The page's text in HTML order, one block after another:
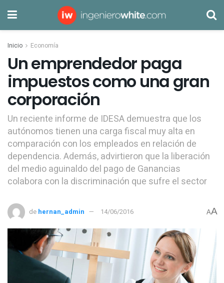
Inicio Economía
Un emprendedor paga
impuestos como una gran
corporación
Un reciente informe de IDESA demuestra que los
autónomos tienen una carga fiscal muy alta en
comparación con los empleados en relación de
dependencia. Además, advirtieron que la liberación
del medio aguinaldo del pago de Ganancias
colabora con la discriminación que sufre el sector
de hernan_admin 14/06/2016 AA